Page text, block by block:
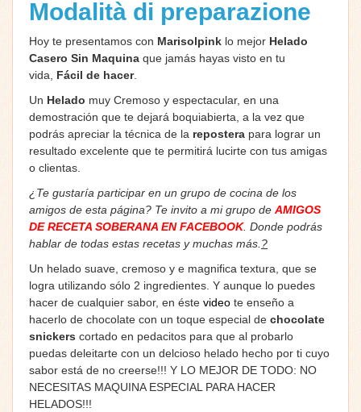
Modalità di preparazione
Hoy te presentamos con Marisolpink lo mejor Helado
Casero Sin Maquina que jamás hayas visto en tu
vida, Fácil de hacer.
Un Helado muy Cremoso y espectacular, en una
demostración que te dejará boquiabierta, a la vez que
podrás apreciar la técnica de la repostera para lograr un
resultado excelente que te permitirá lucirte con tus amigas
o clientas.
¿Te gustaría participar en un grupo de cocina de los
amigos de esta página? Te invito a mi grupo de AMIGOS
DE RECETA SOBERANA EN FACEBOOK. Donde podrás
hablar de todas estas recetas y muchas más. ?
Un helado suave, cremoso y e magnifica textura, que se
logra utilizando sólo 2 ingredientes. Y aunque lo puedes
hacer de cualquier sabor, en éste video te enseño a
hacerlo de chocolate con un toque especial de chocolate
snickers cortado en pedacitos para que al probarlo
puedas deleitarte con un delcioso helado hecho por ti cuyo
sabor está de no creerse!!! Y LO MEJOR DE TODO: NO
NECESITAS MAQUINA ESPECIAL PARA HACER
HELADOS!!!